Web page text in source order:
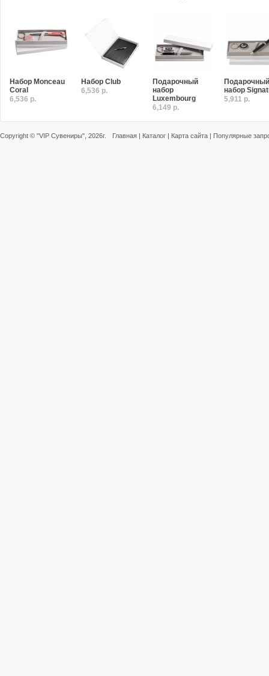
Набор Monceau
Coral
6,536 р.
Набор Club
6,536 р.
Подарочный
набор
Luxembourg
6,149 р.
Подарочный
набор
5,911 р.
Copyright © "VIP Сувениры" , 2026г. Главная | Каталог | Карта сайта | Популярные